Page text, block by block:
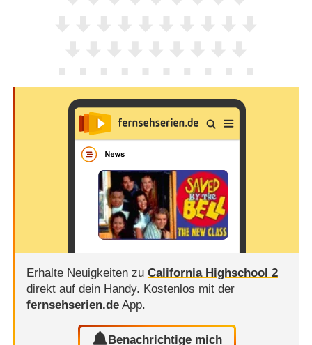
Erhalte Neuigkeiten zu California Highschool 2
direkt auf dein Handy. Kostenlos mit der
fernsehserien.deApp.
Benachrichtige mich